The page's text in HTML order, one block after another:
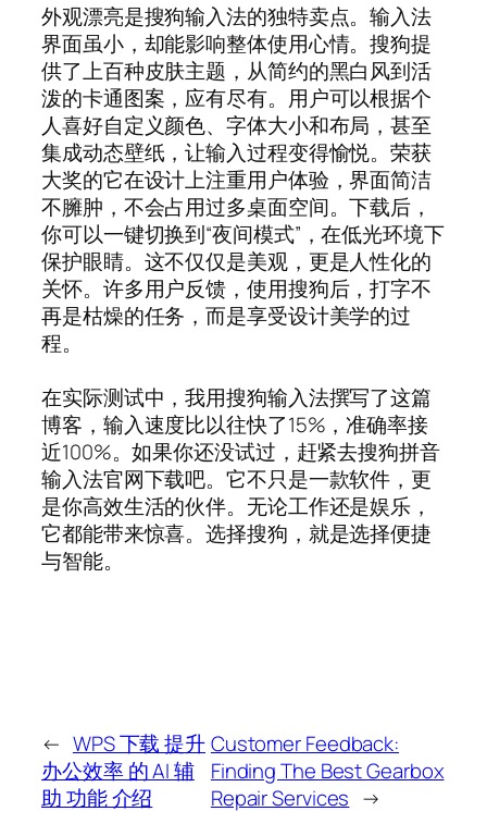
外观漂亮是搜狗输入法的独特卖点。输入法
界面虽小，却能影响整体使用心情。搜狗提
供了上百种皮肤主题，从简约的黑白风到活
泼的卡通图案，应有尽有。用户可以根据个
人喜好自定义颜色、字体大小和布局，甚至
集成动态壁纸，让输入过程变得愉悦。荣获
大奖的它在设计上注重用户体验，界面简洁
不臃肿，不会占用过多桌面空间。下载后，
你可以一键切换到“夜间模式”，在低光环境下
保护眼睛。这不仅仅是美观，更是人性化的
关怀。许多用户反馈，使用搜狗后，打字不
再是枯燥的任务，而是享受设计美学的过
程。
在实际测试中，我用搜狗输入法撰写了这篇
博客，输入速度比以往快了15%，准确率接
近100%。如果你还没试过，赶紧去搜狗拼音
输入法官网下载吧。它不只是一款软件，更
是你高效生活的伙伴。无论工作还是娱乐，
它都能带来惊喜。选择搜狗，就是选择便捷
与智能。
← WPS 下载 提升
办公效率 的 AI 辅
助 功能 介绍
Customer Feedback:
Finding The Best Gearbox
Repair Services →